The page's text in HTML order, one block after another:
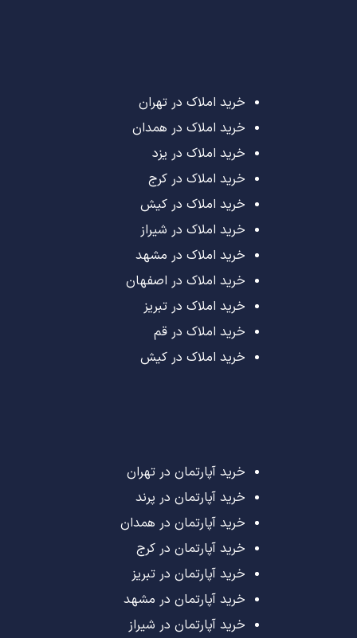
خرید املاک در تهران
خرید املاک در همدان
خرید املاک در یزد
خرید املاک در کرج
خرید املاک در کیش
خرید املاک در شیراز
خرید املاک در مشهد
خرید املاک در اصفهان
خرید املاک در تبریز
خرید املاک در قم
خرید املاک در کیش
خرید آپارتمان در تهران
خرید آپارتمان در پرند
خرید آپارتمان در همدان
خرید آپارتمان در کرج
خرید آپارتمان در تبریز
خرید آپارتمان در مشهد
خرید آپارتمان در شیراز